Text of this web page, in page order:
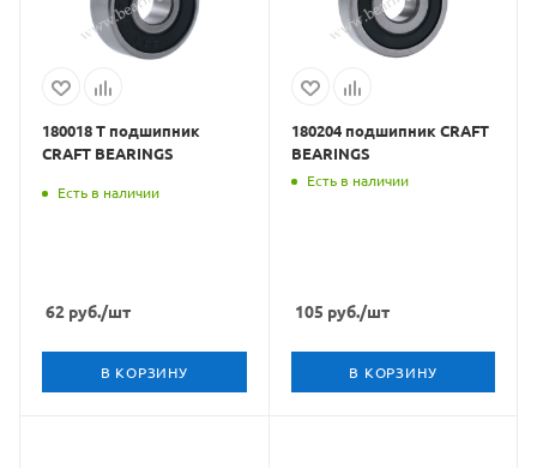
180018 T подшипник
CRAFT BEARINGS
Есть в наличии
62 руб./шт
В КОРЗИНУ
180204 подшипник CRAFT
BEARINGS
Есть в наличии
105 руб./шт
В КОРЗИНУ